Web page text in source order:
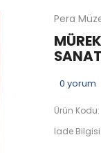
Pera
0 yorum
Ürün Kodu:
İade Bilgisi: